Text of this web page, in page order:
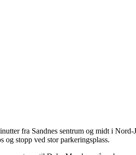
fra Sandnes sentrum og midt i
stopp ved stor parkeringsplass.